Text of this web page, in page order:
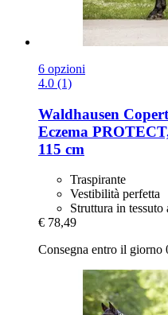
6 opzioni
4.0 (1)
Waldhausen
Eczema
115 cm
Traspirante
Vestibilità perfetta
Struttura in
€ 78,49
Consegna entro il giorno